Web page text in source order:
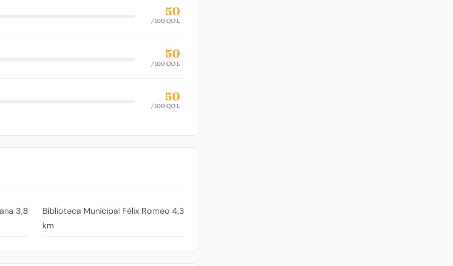
50
/100 QOL
50
/100 QOL
50
/100 QOL
3,8
Biblioteca Municipal Félix Romeo 4,3
km